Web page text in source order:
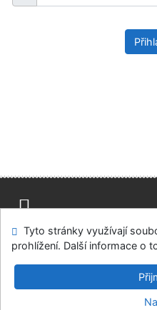
Mapa stránek Přístupnost
Modul OpenSearch
Univerzitní knihovna -
v.4.8.63a
Tyto stránky využívají
prohlížení. Další informace o